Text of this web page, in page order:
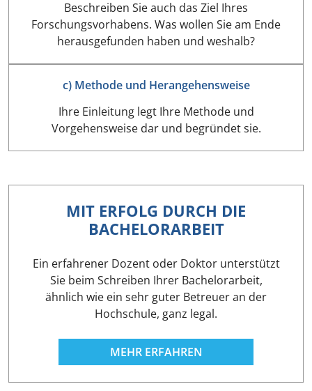
Beschreiben Sie auch das Ziel Ihres
Forschungsvorhabens. Was wollen Sie am Ende
herausgefunden haben und weshalb?
c) Methode und Herangehensweise
Ihre Einleitung legt Ihre Methode und
Vorgehensweise dar und begründet sie.
MIT ERFOLG DURCH DIE
BACHELORARBEIT
Ein erfahrener Dozent oder Doktor unterstützt
Sie beim Schreiben Ihrer Bachelorarbeit,
ähnlich wie ein sehr guter Betreuer an der
Hochschule, ganz legal.
MEHR ERFAHREN